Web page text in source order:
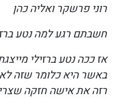
רוני פרשקר ואליה כהן
חשבתם רגע למה נטע
אז ככה נטע ברזילי
באשר היא כלומר שזה
רזה את אישה חזקה